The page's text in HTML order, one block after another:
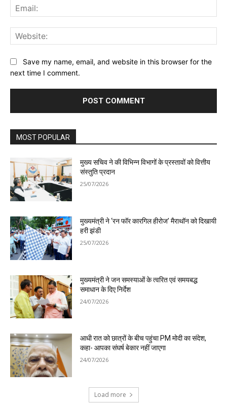
Save my name, email, and website in this browser for the
next time I comment.
MOST POPULAR
मुख्य सचिव ने की विभिन्न विभागों के प्रस्तावों को वित्तीय
संस्तुति प्रदान
25/07/2026
मुख्यमंत्री ने ‘रन फॉर कारगिल हीरोज’ मैराथॉन को दिखायी
हरी झंडी
25/07/2026
मुख्यमंत्री ने जन समस्याओं के त्वरित एवं समयबद्ध
समाधान के दिए निर्देश
24/07/2026
आधी रात को छात्रों के बीच पहुंचा PM मोदी का संदेश,
कहा- आपका संघर्ष बेकार नहीं जाएगा
24/07/2026
Load more